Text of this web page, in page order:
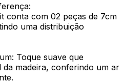
conta com 02 peças de 7cm
uma distribuição
Toque suave que
madeira, conferindo um ar